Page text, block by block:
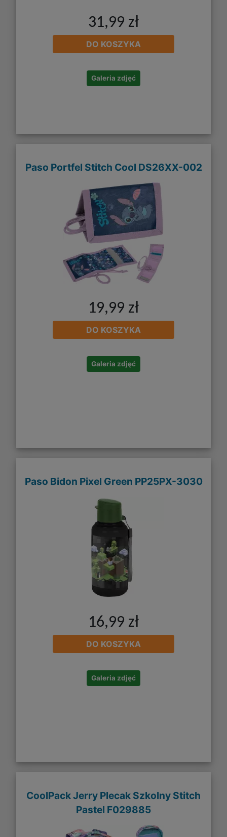
31,99 zł
DO KOSZYKA
Galeria zdjęć
Paso Portfel Stitch Cool DS26XX-002
19,99 zł
DO KOSZYKA
Galeria zdjęć
Paso Bidon Pixel Green PP25PX-3030
16,99 zł
DO KOSZYKA
Galeria zdjęć
CoolPack Jerry Plecak Szkolny Stitch
Pastel F029885